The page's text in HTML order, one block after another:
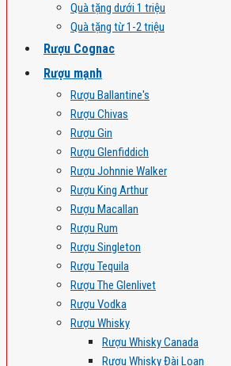
Quà tặng dưới 1 triệu
Quà tặng từ 1-2 triệu
Rượu Cognac
Rượu mạnh
Rượu Ballantine's
Rượu Chivas
Rượu Gin
Rượu Glenfiddich
Rượu Johnnie Walker
Rượu King Arthur
Rượu Macallan
Rượu Rum
Rượu Singleton
Rượu Tequila
Rượu The Glenlivet
Rượu Vodka
Rượu Whisky
Rượu Whisky Canada
Rượu Whisky Đài Loan